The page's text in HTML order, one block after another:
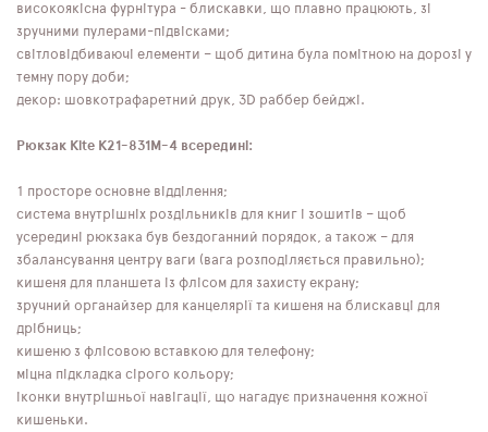
високоякісна фурнітура - блискавки, що плавно працюють, зі
зручними пулерами-підвісками;
світловідбиваючі елементи – щоб дитина була помітною на дорозі у
темну пору доби;
декор: шовкотрафаретний друк, 3D раббер бейджі.
Рюкзак Kite K21-831M-4 всередині:
1 просторе основне відділення;
система внутрішніх роздільників для книг і зошитів – щоб
усередині рюкзака був бездоганний порядок, а також – для
збалансування центру ваги (вага розподіляється правильно);
кишеня для планшета із флісом для захисту екрану;
зручний органайзер для канцелярії та кишеня на блискавці для
дрібниць;
кишеню з флісовою вставкою для телефону;
міцна підкладка сірого кольору;
іконки внутрішньої навігації, що нагадує призначення кожної
кишеньки.